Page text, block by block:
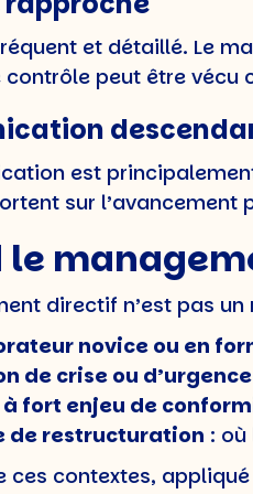
et détaillé. Le
contrôle peut être vécu
est
sur
le
directif n’est pas
novice ou en
de crise ou d’urgence
à fort enjeu de
de restructuration :
ces contextes,